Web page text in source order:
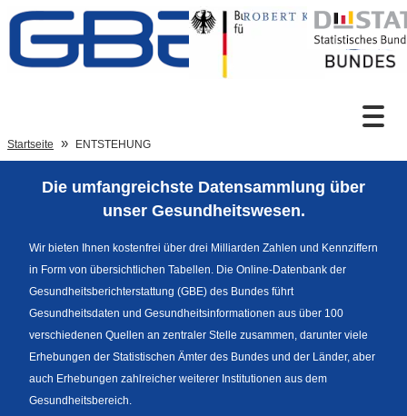
Zum Inhalt
Sprachumschaltung
Fußzeile
Startseite ENTSTEHUNG
Die umfangreichste Datensammlung über
unser Gesundheitswesen.
Wir bieten Ihnen kostenfrei über drei Milliarden Zahlen und Kennziffern
in Form von übersichtlichen Tabellen. Die Online-Datenbank der
Gesundheitsberichterstattung (GBE) des Bundes führt
Gesundheitsdaten und Gesundheitsinformationen aus über 100
verschiedenen Quellen an zentraler Stelle zusammen, darunter viele
Erhebungen der Statistischen Ämter des Bundes und der Länder, aber
auch Erhebungen zahlreicher weiterer Institutionen aus dem
Gesundheitsbereich.